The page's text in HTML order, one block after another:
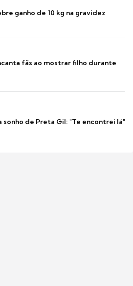
ganho de 10 kg na gravidez
fãs ao mostrar filho durante
sonho de Preta Gil: "Te encontrei lá"